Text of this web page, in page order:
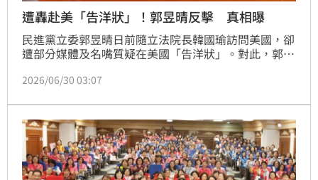
遭轟赴美「告洋狀」！郭昱晴反擊 真相曝
民進黨立委郭昱晴日前隨立法院長韓國瑜訪問美國，卻
遭部分媒體及名嘴質疑在美國「告洋狀」。對此，郭昱
院日前否決行政院版《國防自主無人載具採購特別條
嘲諷，「以前在你們眼裡不過是個『演戲的』，如今卻
突然變成能驚動國際、影響台美關係的關鍵大咖，感謝
藍紅媒體突然發現我的重要性！」
2026/06/30 03:07